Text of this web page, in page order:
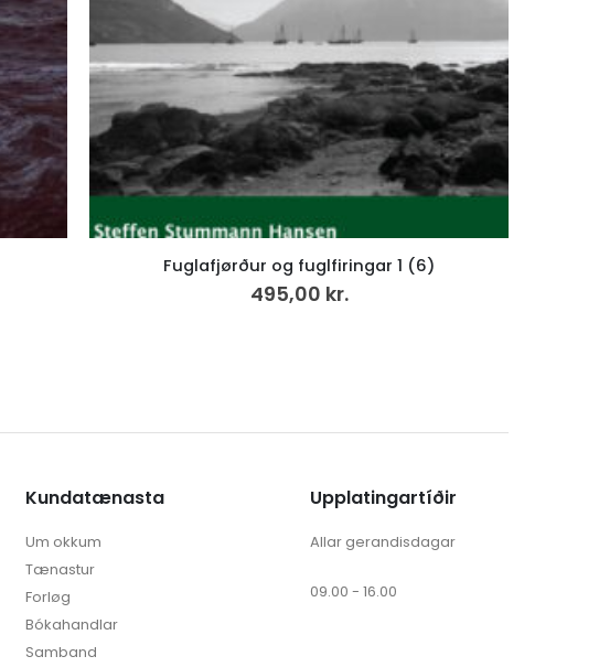
rura, rura · impressions · in a field
199,00 kr.
Um okkum
Allar gerandisdagar
09.00 - 16.00